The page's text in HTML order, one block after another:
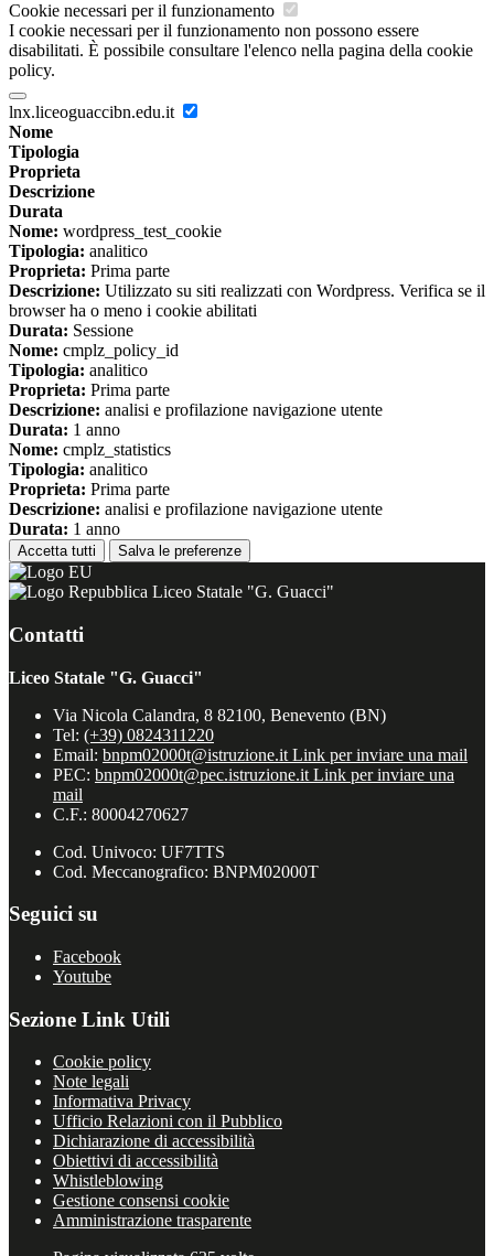
Cookie necessari per il funzionamento
I cookie necessari per il funzionamento non possono essere
disabilitati. È possibile consultare l'elenco nella pagina della cookie
policy.
lnx.liceoguaccibn.edu.it
Nome
Tipologia
Proprieta
Descrizione
Durata
Nome: wordpress_test_cookie
Tipologia: analitico
Proprieta: Prima parte
Descrizione: Utilizzato su siti realizzati con Wordpress. Verifica se il
browser ha o meno i cookie abilitati
Durata: Sessione
Nome: cmplz_policy_id
Tipologia: analitico
Proprieta: Prima parte
Descrizione: analisi e profilazione navigazione utente
Durata: 1 anno
Nome: cmplz_statistics
Tipologia: analitico
Proprieta: Prima parte
Descrizione: analisi e profilazione navigazione utente
Durata: 1 anno
Accetta tutti Salva le preferenze
Liceo Statale "G. Guacci"
Contatti
Liceo Statale "G. Guacci"
Via Nicola Calandra, 8 82100, Benevento (BN)
Tel: (+39) 0824311220
Email: bnpm02000t@istruzione.it Link per inviare una mail
PEC: bnpm02000t@pec.istruzione.it Link per inviare una
mail
C.F.: 80004270627
Cod. Univoco: UF7TTS
Cod. Meccanografico: BNPM02000T
Seguici su
Facebook
Youtube
Sezione Link Utili
Cookie policy
Note legali
Informativa Privacy
Ufficio Relazioni con il Pubblico
Dichiarazione di accessibilità
Obiettivi di accessibilità
Whistleblowing
Gestione consensi cookie
Amministrazione trasparente